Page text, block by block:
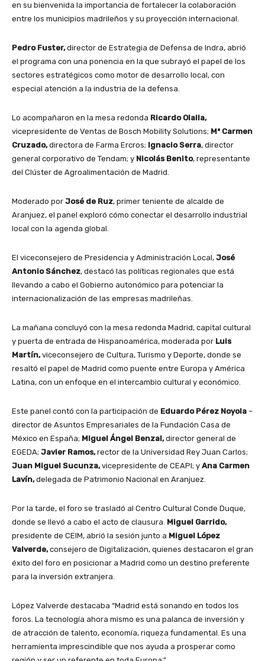
en su bienvenida la importancia de fortalecer la colaboración
entre los municipios madrileños y su proyección internacional.
Pedro Fuster,director de Estrategia de Defensa de Indra, abrió
el programa con una ponencia en la que subrayó el papel de los
sectores estratégicos como motor de desarrollo local, con
especial atención a la industria de la defensa.
Lo acompañaron en la mesa redonda Ricardo Olalla,
vicepresidente de Ventas de Bosch Mobility Solutions; Mª Carmen
Cruzado,directora de Farma Ercros; Ignacio Serra, director
general corporativo de Tendam; y Nicolás Benito, representante
del Clúster de Agroalimentación de Madrid.
Moderado por José de Ruz, primer teniente de alcalde de
Aranjuez, el panel exploró cómo conectar el desarrollo industrial
local con la agenda global.
El viceconsejero de Presidencia y Administración Local, José
Antonio Sánchez, destacó las políticas regionales que está
llevando a cabo el Gobierno autonómico para potenciar la
internacionalización de las empresas madrileñas.
La mañana concluyó con la mesa redonda Madrid, capital cultural
y puerta de entrada de Hispanoamérica, moderada por Luis
Martín,viceconsejero de Cultura, Turismo y Deporte, donde se
resaltó el papel de Madrid como puente entre Europa y América
Latina, con un enfoque en el intercambio cultural y económico.
Este panel contó con la participación de Eduardo Pérez Noyola –
director de Asuntos Empresariales de la Fundación Casa de
México en España; Miguel Ángel Benzal,director general de
EGEDA; Javier Ramos,rector de la Universidad Rey Juan Carlos;
Juan Miguel Sucunza,vicepresidente de CEAPI; y Ana Carmen
Lavín,delegada de Patrimonio Nacional en Aranjuez.
Por la tarde, el foro se trasladó al Centro Cultural Conde Duque,
donde se llevó a cabo el acto de clausura. Miguel Garrido,
presidente de CEIM, abrió la sesión junto a Miguel López
Valverde,consejero de Digitalización, quienes destacaron el gran
éxito del foro en posicionar a Madrid como un destino preferente
para la inversión extranjera.
López Valverde destacaba “Madrid está sonando en todos los
foros. La tecnología ahora mismo es una palanca de inversión y
de atracción de talento, economía, riqueza fundamental. Es una
herramienta imprescindible que nos ayuda a prosperar como